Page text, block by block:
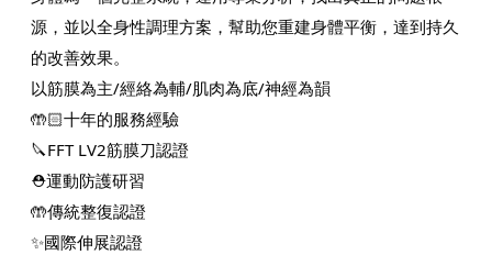
源，並以全身性調理方案，幫助您重建身體平衡，達到持久
的改善效果。
以筋膜為主/經絡為輔/肌肉為底/神經為韻
🤲🏻十年的服務經驗
🔪FFT LV2筋膜刀認證
⛑️運動防護研習
🤲傳統整復認證
✨國際伸展認證